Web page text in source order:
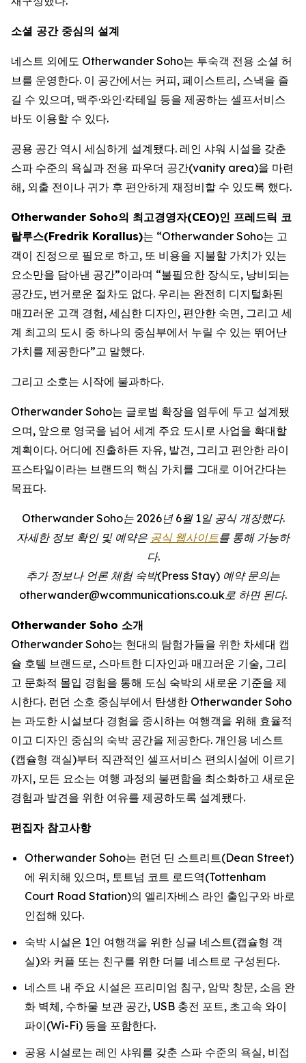
소셜 공간 중심의 설계
네스트 외에도 Otherwander Soho는 투숙객 전용 소셜 허
브를 운영한다. 이 공간에서는 커피, 페이스트리, 스낵을 즐
길 수 있으며, 맥주·와인·칵테일 등을 제공하는 셀프서비스
바도 이용할 수 있다.
공용 공간 역시 세심하게 설계됐다. 레인 샤워 시설을 갖춘
스파 수준의 욕실과 전용 파우더 공간(vanity area)을 마련
해, 외출 전이나 귀가 후 편안하게 재정비할 수 있도록 했다.
Otherwander Soho의 최고경영자(CEO)인 프레드릭 코
랄루스(Fredrik Korallus)는 “Otherwander Soho는 고
객이 진정으로 필요로 하고, 또 비용을 지불할 가치가 있는
요소만을 담아낸 공간”이라며 “불필요한 장식도, 낭비되는
공간도, 번거로운 절차도 없다. 우리는 완전히 디지털화된
매끄러운 고객 경험, 세심한 디자인, 편안한 숙면, 그리고 세
계 최고의 도시 중 하나의 중심부에서 누릴 수 있는 뛰어난
가치를 제공한다”고 말했다.
그리고 소호는 시작에 불과하다.
Otherwander Soho는 글로벌 확장을 염두에 두고 설계됐
으며, 앞으로 영국을 넘어 세계 주요 도시로 사업을 확대할
계획이다. 어디에 진출하든 자유, 발견, 그리고 편안한 라이
프스타일이라는 브랜드의 핵심 가치를 그대로 이어간다는
목표다.
Otherwander Soho는 2026년 6월 1일 공식 개장했다.
자세한 정보 확인 및 예약은 공식 웹사이트를 통해 가능하
다.
추가 정보나 언론 체험 숙박(Press Stay) 예약 문의는
otherwander@wcommunications.co.uk로 하면 된다.
Otherwander Soho 소개
Otherwander Soho는 현대의 탐험가들을 위한 차세대 캡
슐 호텔 브랜드로, 스마트한 디자인과 매끄러운 기술, 그리
고 문화적 몰입 경험을 통해 도심 숙박의 새로운 기준을 제
시한다. 런던 소호 중심부에서 탄생한 Otherwander Soho
는 과도한 시설보다 경험을 중시하는 여행객을 위해 효율적
이고 디자인 중심의 숙박 공간을 제공한다. 개인용 네스트
(캡슐형 객실)부터 직관적인 셀프서비스 편의시설에 이르기
까지, 모든 요소는 여행 과정의 불편함을 최소화하고 새로운
경험과 발견을 위한 여유를 제공하도록 설계됐다.
편집자 참고사항
Otherwander Soho는 런던 딘 스트리트(Dean Street)
에 위치해 있으며, 토트넘 코트 로드역(Tottenham
Court Road Station)의 엘리자베스 라인 출입구와 바로
인접해 있다.
숙박 시설은 1인 여행객을 위한 싱글 네스트(캡슐형 객
실)와 커플 또는 친구를 위한 더블 네스트로 구성된다.
네스트 내 주요 시설은 프리미엄 침구, 암막 창문, 소음 완
화 벽체, 수하물 보관 공간, USB 충전 포트, 초고속 와이
파이(Wi-Fi) 등을 포함한다.
공용 시설로는 레인 샤워를 갖춘 스파 수준의 욕실, 비접